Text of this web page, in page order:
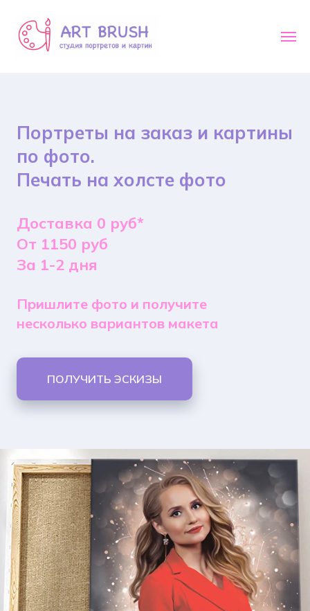
Портреты на заказ и картины
по фото.
Печать на холсте фото
Доставка 0 руб*
От 1150 руб
За 1-2 дня
Пришлите фото и получите
несколько вариантов макета
ПОЛУЧИТЬ ЭСКИЗЫ